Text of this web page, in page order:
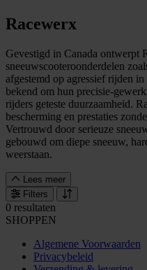
Racewerx
Gevestigd in Canada ontwerpt
sneeuwscooteroonderdelen
afgestemd op agressief rijden
bekend om hun precisie-
rijders geteste duurzaamheid.
bescherming en prestaties
Vertrouwd door serieuze
gebouwd om diepe sneeuw,
weerstaan.
Lees meer
Filters
0 resultaten
SHOPPEN
Algemene Voorwaarden
Privacybeleid